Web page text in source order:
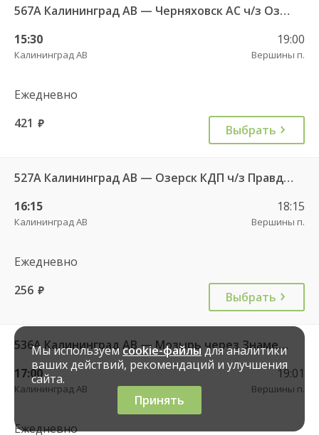
567А Калининград АВ — Черняховск АС ч/з Озерки п., Правдинск КДП, Железнодорожный КДП
15:30
Калининград АВ
19:00
Вершины п.
Ежедневно
421 руб. Выбрать
527А Калининград АВ — Озерск КДП ч/з Правдинск КДП
16:15
Калининград АВ
18:15
Вершины п.
Ежедневно
256 руб. Выбрать
536А Калининград АВ — Мозырь через Знаменск
17:00
Калининград АВ
19:01
Вершины п.
Ежедневно
Мы используемcookie-файлы для аналитики
ваших действий, рекомендаций и улучшения
сайта.
Принять